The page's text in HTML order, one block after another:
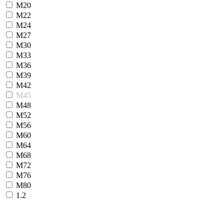
М20
М22
М24
М27
М30
М33
М36
М39
М42
М45
М48
М52
М56
М60
М64
М68
М72
М76
М80
1.2